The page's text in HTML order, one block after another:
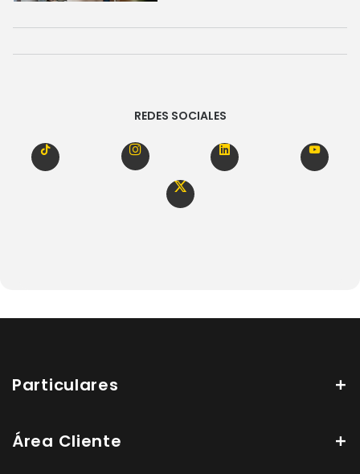
REDES SOCIALES
Particulares
Área Cliente